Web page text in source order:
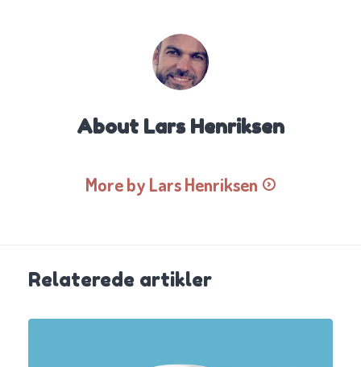
About Lars Henriksen
More by Lars Henriksen
Relaterede artikler